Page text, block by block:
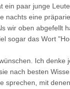
ein paar junge
nachts eine
wir oben abgefellt
sogar das Wort
Ich denke
nach besten
sprechen, mit